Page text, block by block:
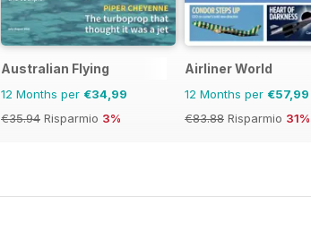
Australian Flying
12 Months per €34,99
€35.94 Risparmio 3%
Airliner World
12 Months per €57,99
€83.88 Risparmio 31%